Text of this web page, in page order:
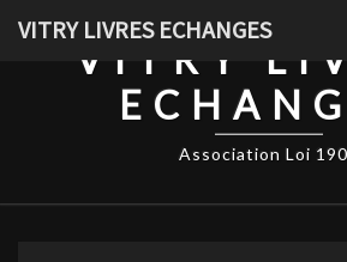
VITRY LIVRES ECHANGES
VITRY
Association Loi